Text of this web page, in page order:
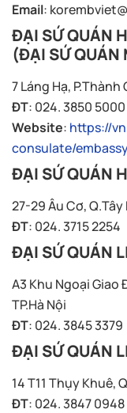
Email:
ĐẠI SỨ QUÁN
(ĐẠI SỨ QUÁN
7 Láng Hạ, P.Thành
ĐT: 024. 3850 5000
Website: https://
consulate/
ĐẠI SỨ QUÁN
27-29 Âu Cơ, Q.Tây
ĐT: 024. 3715 2254
ĐẠI SỨ QUÁN
A3 Khu Ngoại Giao
TP.Hà Nội
ĐT: 024. 3845 3379
ĐẠI SỨ QUÁN
14 T11 Thụy Khuê,
ĐT: 024. 3847 0948